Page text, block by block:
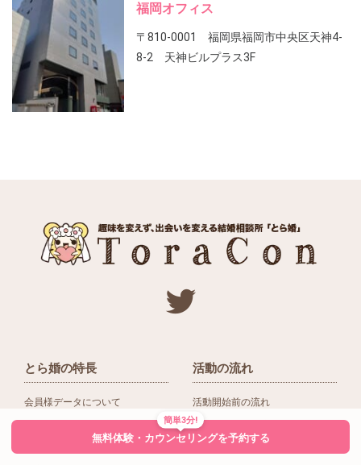
福岡オフィス
〒810-0001 福岡県福岡市中央区天神4-
8-2 天神ビルプラス3F
とら婚の特長
会員様データについて
活動の流れ
活動開始前の流れ
入会後の活動の流れ
簡単3分!
無料体験・カウンセリングを予約する